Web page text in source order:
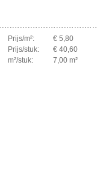
Prijs/m²:
€ 5,80
Prijs/stuk:
€ 40,60
m²/stuk:
7,00 m²